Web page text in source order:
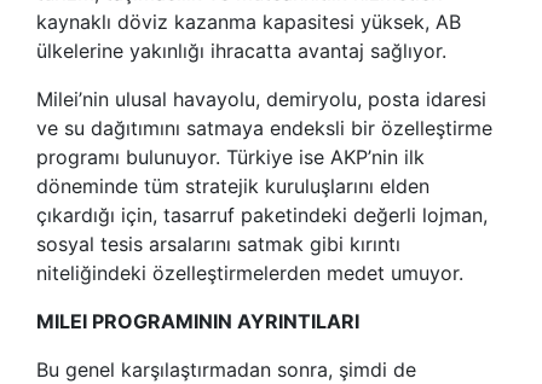
kaynaklı döviz kazanma kapasitesi yüksek, AB
ülkelerine yakınlığı ihracatta avantaj sağlıyor.
Milei’nin ulusal havayolu, demiryolu, posta idaresi
ve su dağıtımını satmaya endeksli bir özelleştirme
programı bulunuyor. Türkiye ise AKP’nin ilk
döneminde tüm stratejik kuruluşlarını elden
çıkardığı için, tasarruf paketindeki değerli lojman,
sosyal tesis arsalarını satmak gibi kırıntı
niteliğindeki özelleştirmelerden medet umuyor.
MILEI PROGRAMININ AYRINTILARI
Bu genel karşılaştırmadan sonra, şimdi de